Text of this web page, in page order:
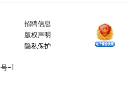
招聘信息
版权声明
隐私保护
-1